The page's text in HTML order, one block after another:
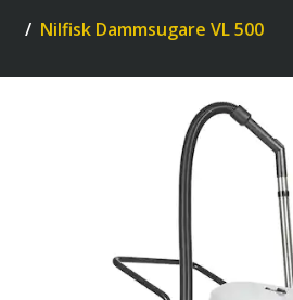
Nilfisk Dammsugare VL 500